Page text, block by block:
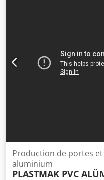
Fraise standard de 5 mm
inférieure Dcjdpfx Aeydu
Production de portes
aluminium
PLASTMAK PVC